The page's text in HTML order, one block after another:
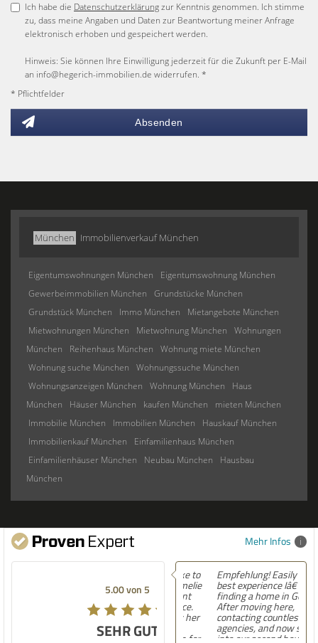
Ich habe die Datenschutzerklärungzur Kenntnis genommen. Ich stimme
zu, dass meine Angaben und Daten zur Beantwortung meiner Anfrage
elektronisch erhoben und gespeichert werden.
Hinweis: Sie können Ihre Einwilligung jederzeit für die Zukunft per E-Mail
an info@hegerich-immobilien.de widerrufen. *
* Pflichtfelder
Absenden
München Immobilienverkauf München
Eigentumswohnungen München
Eigentumswohnung München
Gewerbeimmobilien München
Grundstücke München
Grundstück München
Immo München
Mietangebote München
Mietwohnungen München
Mietwohnung München
Wohnungen
München
Reihenhaus München
Wohnung miete München
Wohnung suche München
Wohnungssuche München
Wohnungsanzeigen München
Wohnung München
Haus
München
Häuser München kaufen München
mieten München
Immobilie München
Immobilien München
Hauskauf München
Immobilienkauf München
Einfamilienhaus München
Einfamilienhäuser München
Neubau München
Hausbau
München
Mehr Infos
5.00 von 5
SEHR GUT
Empfehlung! Easily the
best experience Iâ€™ve had
finding a home in Germany.
After moving here,
contacting countless
agencies, and now settling
into our second house, I